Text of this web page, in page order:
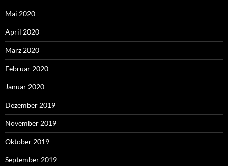
Mai 2020
April 2020
März 2020
Februar 2020
Januar 2020
Dezember 2019
November 2019
Oktober 2019
September 2019